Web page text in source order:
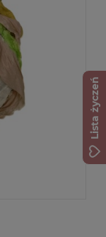
Lista życzeń